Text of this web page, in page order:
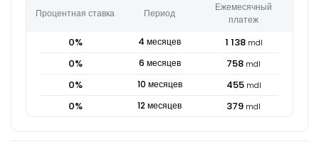
Процентная ставка Период
Ежемесячный
платеж
0% 4 месяцев 1 138 mdl
0% 6 месяцев 758 mdl
0% 10 месяцев 455 mdl
0% 12месяцев 379 mdl